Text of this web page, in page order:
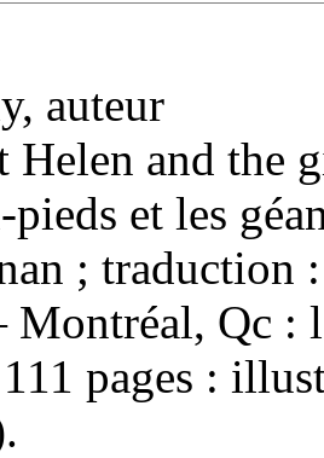
auteur
and the
pieds et les
; traduction
Qc :
pages :